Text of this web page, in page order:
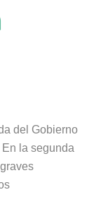
del Gobierno
la segunda